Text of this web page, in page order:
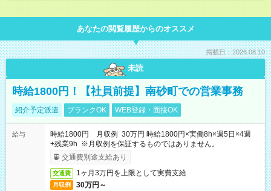
あなたの閲覧履歴からのオススメ
掲載日：2026.08.10
未読
時給1800円！【社員前提】南砂町での営業事務
紹介予定派遣 ブランクOK WEB登録・面接OK
給与
時給1800円 月収例 30万円 時給1800円×実働8h×週5日×4週
+残業9h ※月収例を保証するものではありません。
交通費別途支給あり
交通費 1ヶ月3万円を上限として実費支給
月収例 30万円～